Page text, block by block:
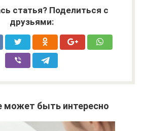
статья? Поделиться с
друзьями:
может быть интересно